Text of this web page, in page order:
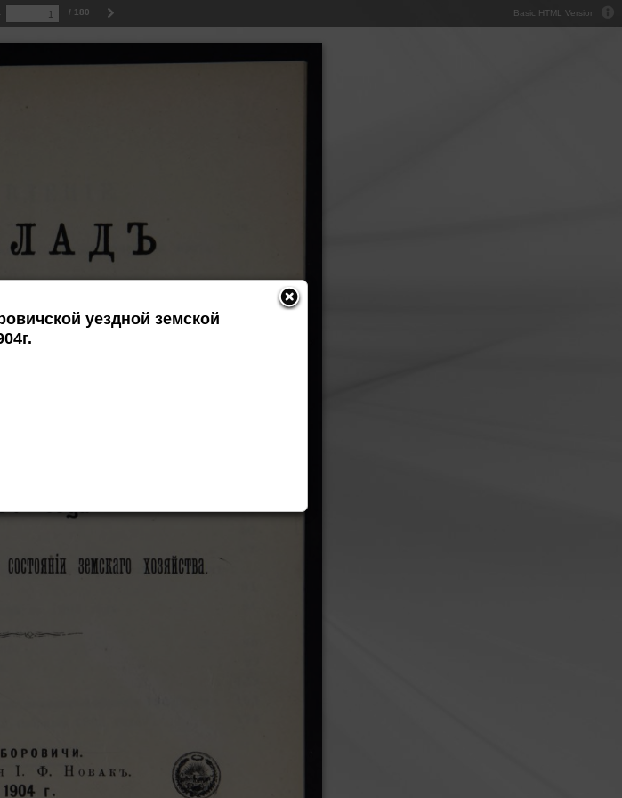
Basic HTML Version
/ 180
уездной земской